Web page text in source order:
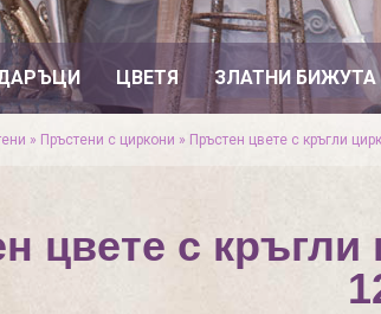
ЦВЕТЯ ЗЛАТНИ БИЖУТА
» Пръстени с циркони » Пръстен цвете с кръгли
цвете с